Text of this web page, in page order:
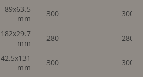
89x63.5
mm
300 300
182x29.7
mm
280 280
42.5x131
mm
300 300